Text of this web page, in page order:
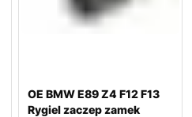
OE BMW E89 Z4 F12 F13
Rygiel zaczep zamek